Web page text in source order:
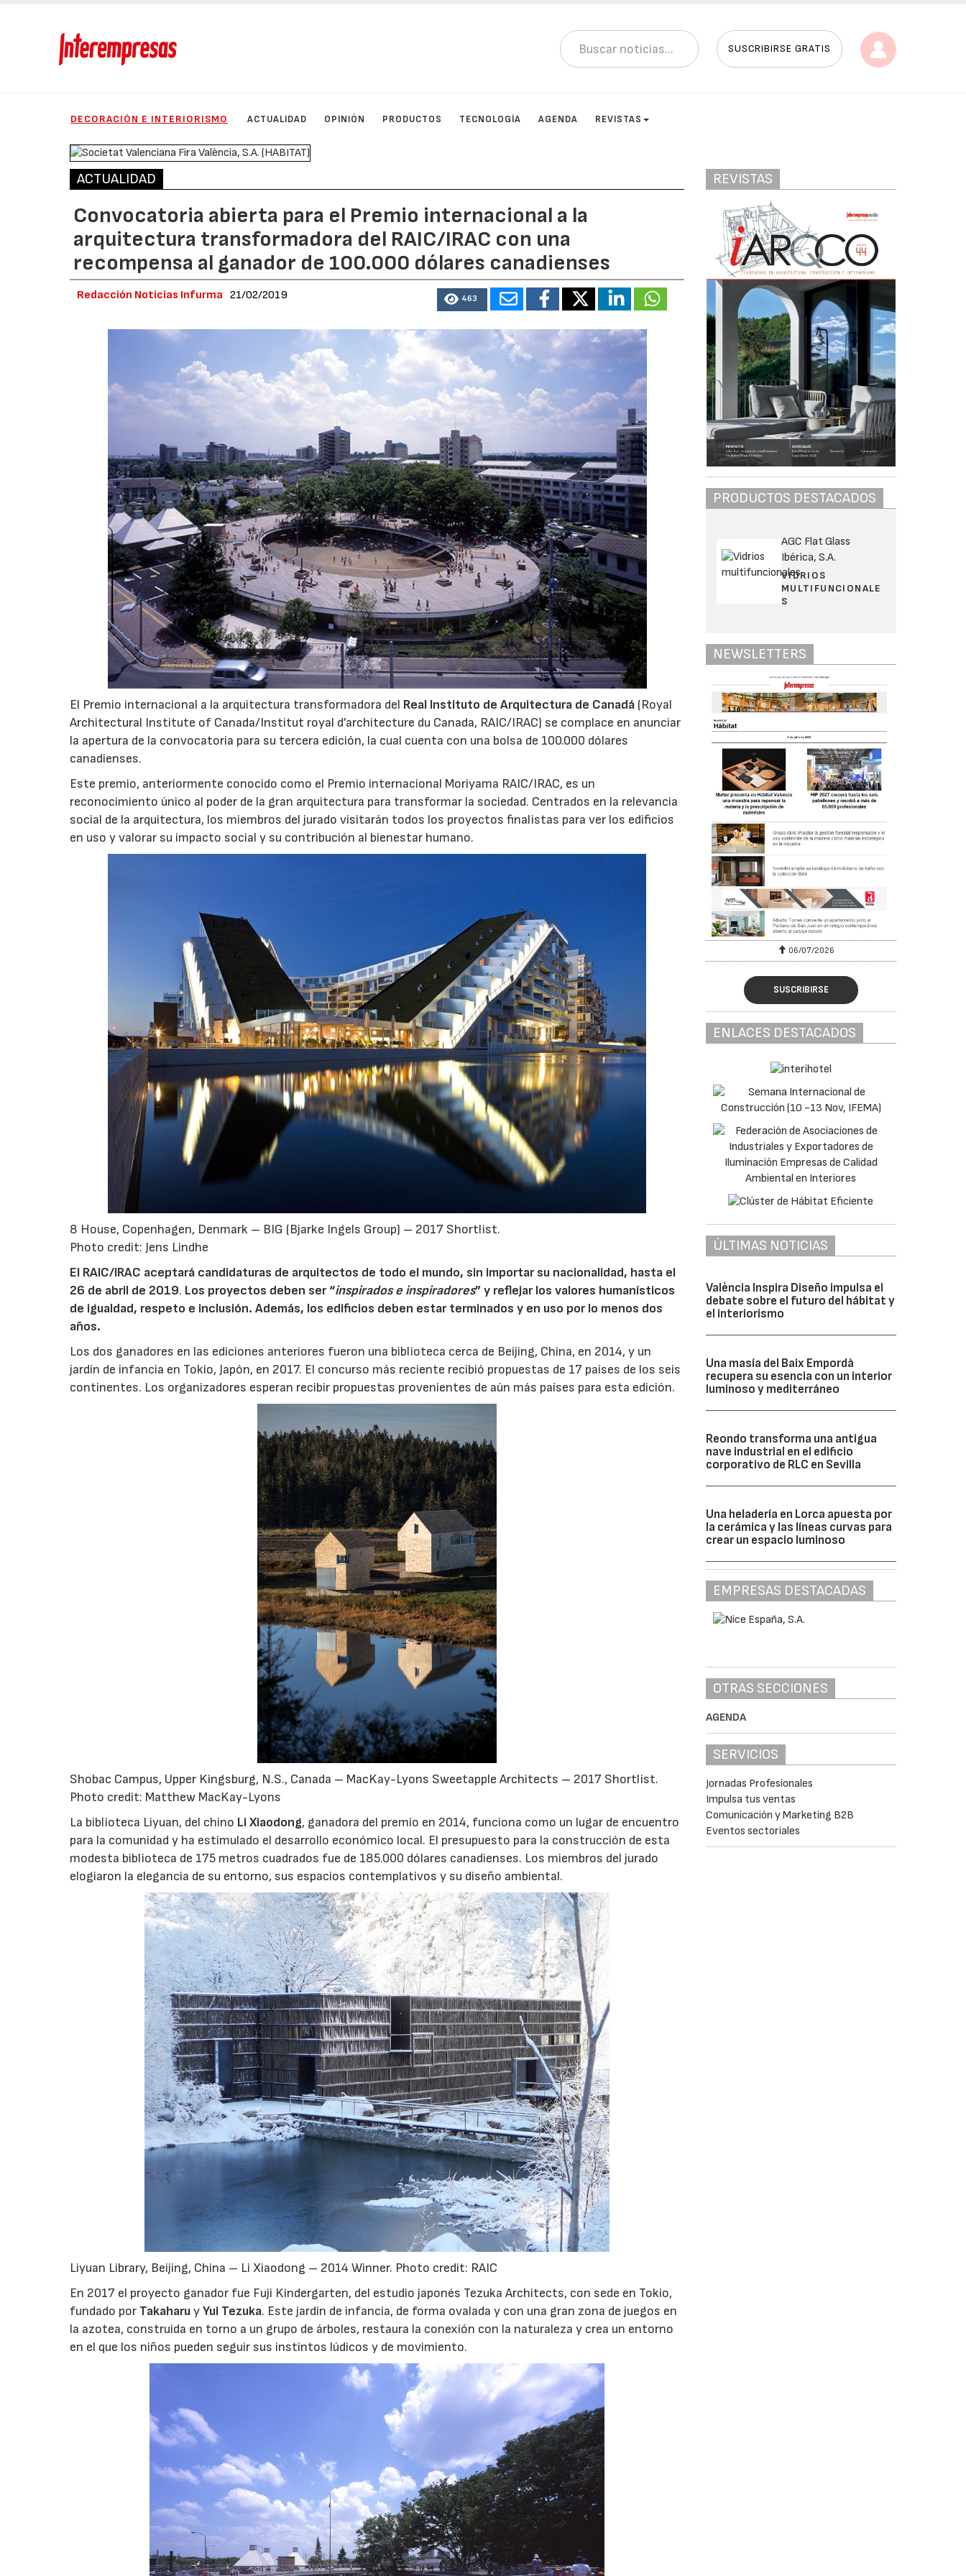
SUSCRIBIRSE GRATIS
DECORACIÓN E INTERIORISMO ACTUALIDAD OPINIÓN PRODUCTOS TECNOLOGÍA AGENDA REVISTAS
ACTUALIDAD
Convocatoria abierta para el Premio internacional a la
arquitectura transformadora del RAIC/IRAC con una
recompensa al ganador de 100.000 dólares canadienses
Redacción Noticias Infurma 21/02/2019 463
El Premio internacional a la arquitectura transformadora del Real Instituto de Arquitectura de Canadá (Royal
Architectural Institute of Canada/Institut royal d’architecture du Canada, RAIC/IRAC) se complace en anunciar
la apertura de la convocatoria para su tercera edición, la cual cuenta con una bolsa de 100.000 dólares
canadienses.
Este premio, anteriormente conocido como el Premio internacional Moriyama RAIC/IRAC, es un
reconocimiento único al poder de la gran arquitectura para transformar la sociedad. Centrados en la relevancia
social de la arquitectura, los miembros del jurado visitarán todos los proyectos finalistas para ver los edificios
en uso y valorar su impacto social y su contribución al bienestar humano.
8 House, Copenhagen, Denmark – BIG (Bjarke Ingels Group) – 2017 Shortlist.
Photo credit: Jens Lindhe
El RAIC/IRAC aceptará candidaturas de arquitectos de todo el mundo, sin importar su nacionalidad, hasta el
26 de abril de 2019. Los proyectos deben ser “inspirados e inspiradores” y reflejar los valores humanísticos
de igualdad, respeto e inclusión. Además, los edificios deben estar terminados y en uso por lo menos dos
años.
Los dos ganadores en las ediciones anteriores fueron una biblioteca cerca de Beijing, China, en 2014, y un
jardín de infancia en Tokio, Japón, en 2017. El concurso más reciente recibió propuestas de 17 países de los seis
continentes. Los organizadores esperan recibir propuestas provenientes de aún más países para esta edición.
Shobac Campus, Upper Kingsburg, N.S., Canada – MacKay-Lyons Sweetapple Architects – 2017 Shortlist.
Photo credit: Matthew MacKay-Lyons
La biblioteca Liyuan, del chino Li Xiaodong, ganadora del premio en 2014, funciona como un lugar de encuentro
para la comunidad y ha estimulado el desarrollo económico local. El presupuesto para la construcción de esta
modesta biblioteca de 175 metros cuadrados fue de 185.000 dólares canadienses. Los miembros del jurado
elogiaron la elegancia de su entorno, sus espacios contemplativos y su diseño ambiental.
Liyuan Library, Beijing, China – Li Xiaodong – 2014 Winner. Photo credit: RAIC
En 2017 el proyecto ganador fue Fuji Kindergarten, del estudio japonés Tezuka Architects, con sede en Tokio,
fundado por TakaharuyYui Tezuka. Este jardín de infancia, de forma ovalada y con una gran zona de juegos en
la azotea, construida en torno a un grupo de árboles, restaura la conexión con la naturaleza y crea un entorno
en el que los niños pueden seguir sus instintos lúdicos y de movimiento.
REVISTAS
PRODUCTOS DESTACADOS
AGC Flat Glass
Ibérica, S.A.
VIDRIOS
MULTIFUNCIONALE
S
NEWSLETTERS
06/07/2026 06/07/2026
SUSCRIBIRSE
ENLACES DESTACADOS
ÚLTIMAS NOTICIAS
València Inspira Diseño impulsa el
debate sobre el futuro del hábitat y
el interiorismo
Una masía del Baix Empordà
recupera su esencia con un interior
luminoso y mediterráneo
Reondo transforma una antigua
nave industrial en el edificio
corporativo de RLC en Sevilla
Una heladería en Lorca apuesta por
la cerámica y las líneas curvas para
crear un espacio luminoso
EMPRESAS DESTACADAS
OTRAS SECCIONES
AGENDA
SERVICIOS
Jornadas Profesionales
Impulsa tus ventas
Comunicación y Marketing B2B
Eventos sectoriales